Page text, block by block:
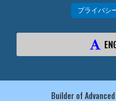
プライバシ
Builder of